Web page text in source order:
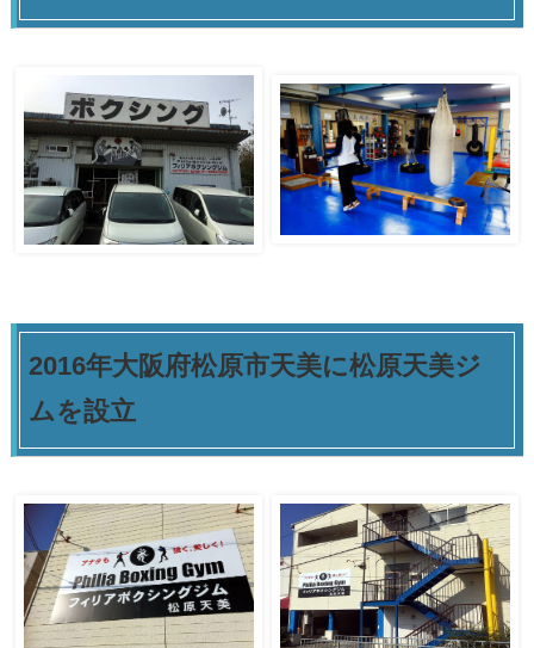
2016年大阪府松原市天美に松原天美ジ
ムを設立